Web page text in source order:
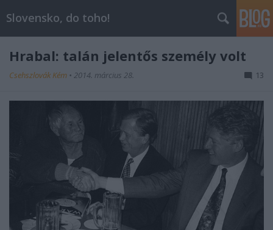
Slovensko, do toho!
Hrabal: talán jelentős személy volt
Csehszlovák Kém • 2014. március 28. 13